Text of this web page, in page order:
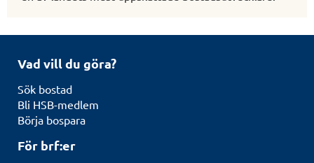
Vad vill du göra?
Sök bostad
Bli HSB-medlem
Börja bospara
För brf:er